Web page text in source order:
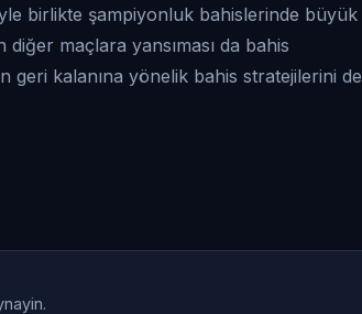
birlikte şampiyonluk bahislerinde büyük
maçlara yansıması da bahis
geri kalanına yönelik bahis stratejilerini de